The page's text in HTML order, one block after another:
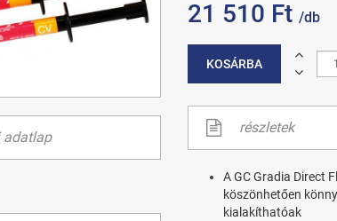
21 510 Ft/db
KOSÁRBA
részletek
A GC Gradia Direct
köszönhetően
kialakíthatóak
adatlap